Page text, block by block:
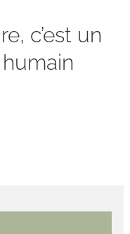
c’est un
humain